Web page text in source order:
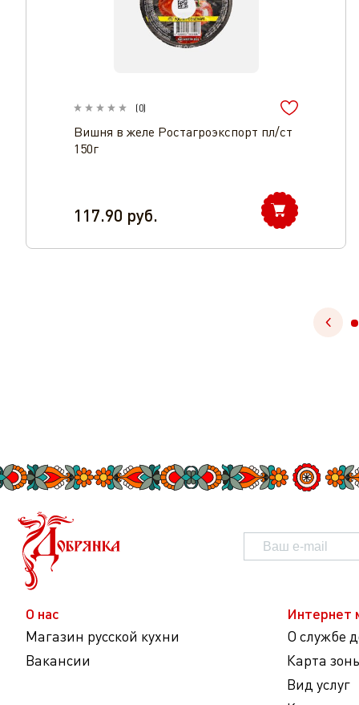
(0)
Вишня в желе Ростагроэкспорт пл/ст
150г
117.90 руб.
О нас
Магазин русской кухни
Вакансии
Интернет
О службе
Карта
Вид услуг